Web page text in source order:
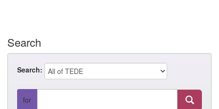
Search
Search:
for